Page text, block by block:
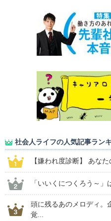
社会人ライフの人気記事ラン
【嫌われ度診断】 あな
「いいくにつくろう～
頭に残るあのメロディ。
覚...